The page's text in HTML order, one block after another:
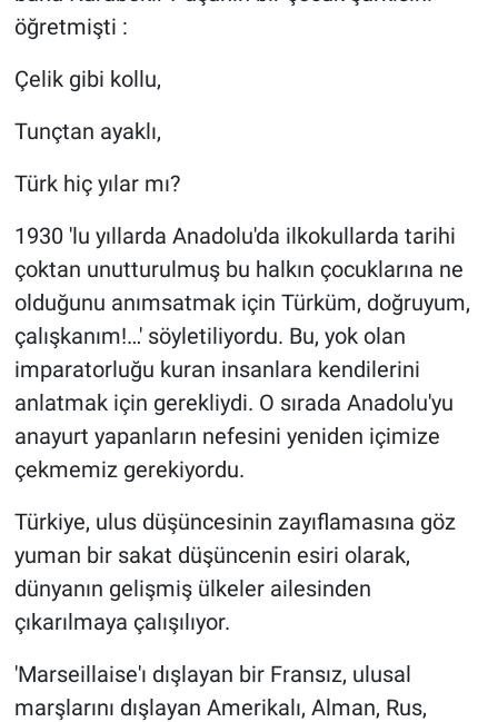
öğretmişti :
Çelik gibi kollu,
Tunçtan ayaklı,
Türk hiç yılar mı?
1930 'lu yıllarda Anadolu'da ilkokullarda tarihi
çoktan unutturulmuş bu halkın çocuklarına ne
olduğunu anımsatmak için Türküm, doğruyum,
çalışkanım!…' söyletiliyordu. Bu, yok olan
imparatorluğu kuran insanlara kendilerini
anlatmak için gerekliydi. O sırada Anadolu'yu
anayurt yapanların nefesini yeniden içimize
çekmemiz gerekiyordu.
Türkiye, ulus düşüncesinin zayıflamasına göz
yuman bir sakat düşüncenin esiri olarak,
dünyanın gelişmiş ülkeler ailesinden
çıkarılmaya çalışılıyor.
'Marseillaise'ı dışlayan bir Fransız, ulusal
marşlarını dışlayan Amerikalı, Alman, Rus,